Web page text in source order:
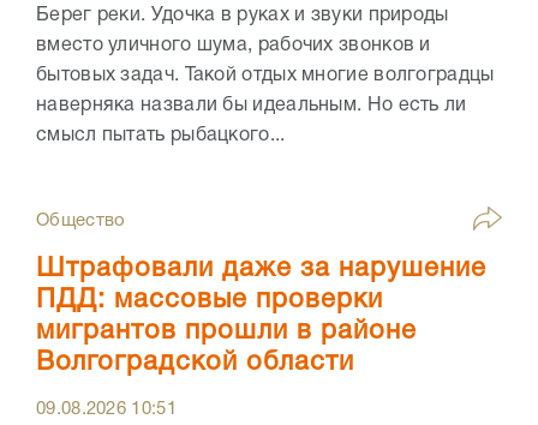
Берег реки. Удочка в руках и звуки природы
вместо уличного шума, рабочих звонков и
бытовых задач. Такой отдых многие волгоградцы
наверняка назвали бы идеальным. Но есть ли
смысл пытать рыбацкого...
Общество
Штрафовали даже за нарушение
ПДД: массовые проверки
мигрантов прошли в районе
Волгоградской области
09.08.2026 10:51